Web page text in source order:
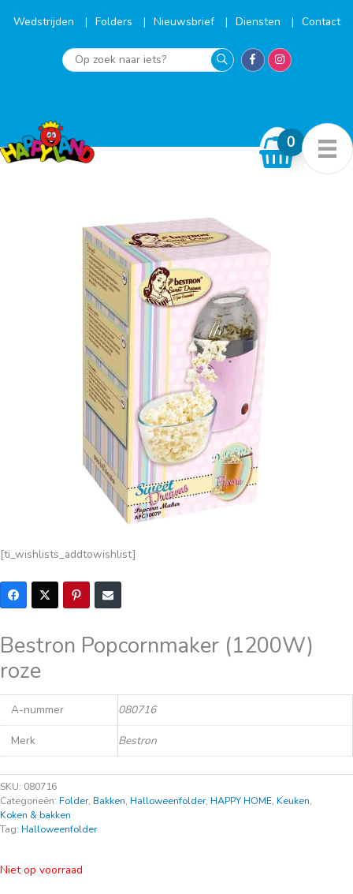
naarWedstrijden Folders Nieuwsbrief Diensten Contact
Op
[ti_wishlists_addtowishlist]
Bestron Popcornmaker (1200W)
roze
A-nummer 080716
Merk Bestron
SKU: 080716
Categorieën: Folder, Bakken, Halloweenfolder, HAPPY HOME, Keuken,
Koken & bakken
Tag: Halloweenfolder
Niet op voorraad